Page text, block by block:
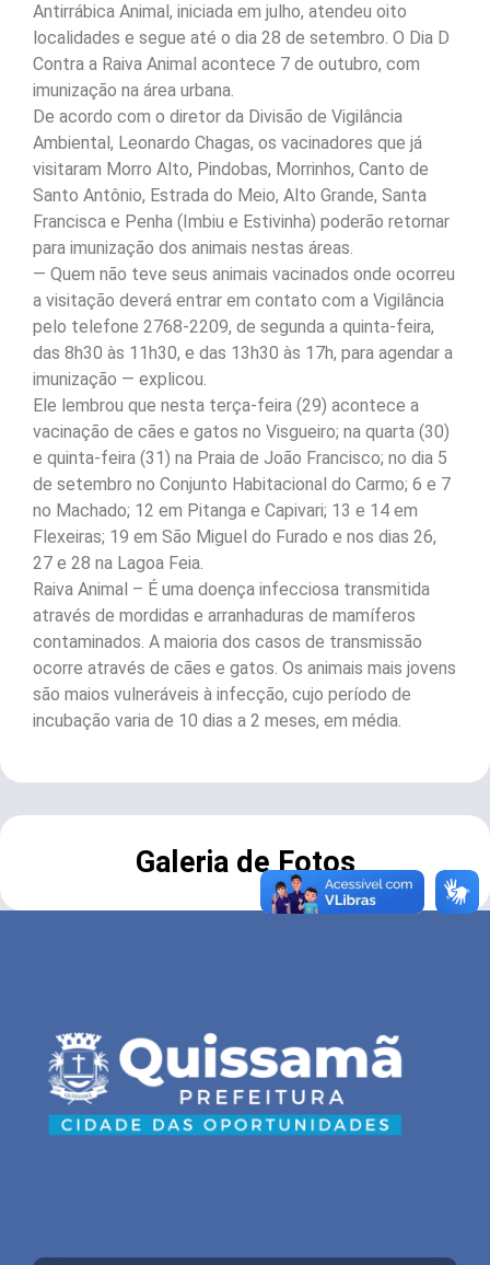
Antirrábica Animal, iniciada em julho, atendeu oito
localidades e segue até o dia 28 de setembro. O Dia D
Contra a Raiva Animal acontece 7 de outubro, com
imunização na área urbana.
De acordo com o diretor da Divisão de Vigilância
Ambiental, Leonardo Chagas, os vacinadores que já
visitaram Morro Alto, Pindobas, Morrinhos, Canto de
Santo Antônio, Estrada do Meio, Alto Grande, Santa
Francisca e Penha (Imbiu e Estivinha) poderão retornar
para imunização dos animais nestas áreas.
— Quem não teve seus animais vacinados onde ocorreu
a visitação deverá entrar em contato com a Vigilância
pelo telefone 2768-2209, de segunda a quinta-feira,
das 8h30 às 11h30, e das 13h30 às 17h, para agendar a
imunização — explicou.
Ele lembrou que nesta terça-feira (29) acontece a
vacinação de cães e gatos no Visgueiro; na quarta (30)
e quinta-feira (31) na Praia de João Francisco; no dia 5
de setembro no Conjunto Habitacional do Carmo; 6 e 7
no Machado; 12 em Pitanga e Capivari; 13 e 14 em
Flexeiras; 19 em São Miguel do Furado e nos dias 26,
27 e 28 na Lagoa Feia.
Raiva Animal – É uma doença infecciosa transmitida
através de mordidas e arranhaduras de mamíferos
contaminados. A maioria dos casos de transmissão
ocorre através de cães e gatos. Os animais mais jovens
são maios vulneráveis à infecção, cujo período de
incubação varia de 10 dias a 2 meses, em média.
Galeria de Fotos